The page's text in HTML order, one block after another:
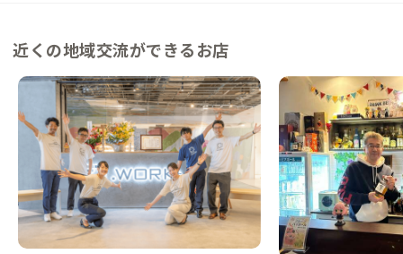
近くの地域交流ができるお店